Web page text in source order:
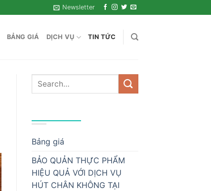
Newsletter
BẢNG GIÁ DỊCH VỤ TIN TỨC
Bảng giá
BẢO QUẢN THỰC PHẨM
HIỆU QUẢ VỚI DỊCH VỤ
HÚT CHÂN KHÔNG TẠI